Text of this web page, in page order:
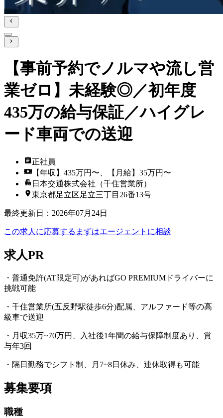
【事前予約でノルマや流し営
業ゼロ】未経験◎／初年度
435万の給与保証／ハイグレ
ード車両での送迎
正社員
【年収】435万円〜、【月給】35万円〜
日本交通株式会社（千住営業所）
東京都足立区足立三丁目26番13号
最終更新日 ： 2026年07月24日
この求人に応募する まずはエージェントに相談
求人PR
・普通免許(AT限定可)があればGO PREMIUMドライバーに
挑戦可能
・千住営業所(五反野駅徒歩6分)配属、アルファード等の高
級車で送迎
・月収35万~70万円、入社後1年間の給与保障制度あり、賞
与年3回
・隔日勤務でシフト制、月7~8日休み、連休取得も可能
募集要項
職種